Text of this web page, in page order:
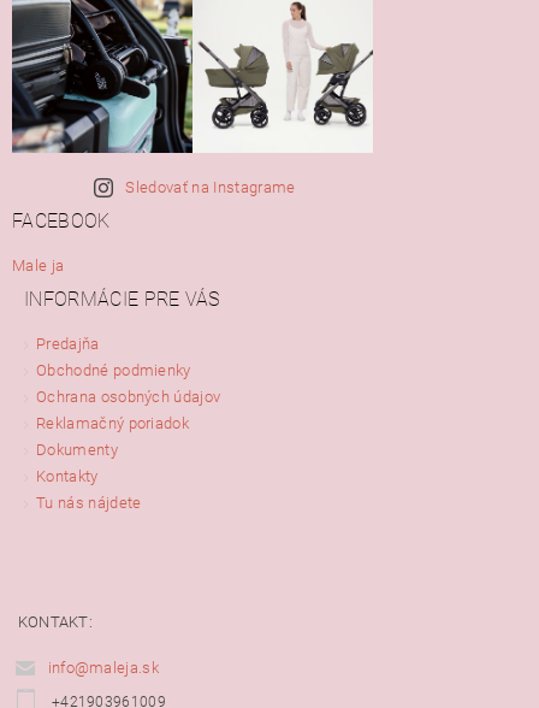
Sledovať na Instagrame
FACEBOOK
Male ja
INFORMÁCIE PRE VÁS
Predajňa
Obchodné podmienky
Ochrana osobných údajov
Reklamačný poriadok
Dokumenty
Kontakty
Tu nás nájdete
KONTAKT:
info@maleja.sk
+421903961009